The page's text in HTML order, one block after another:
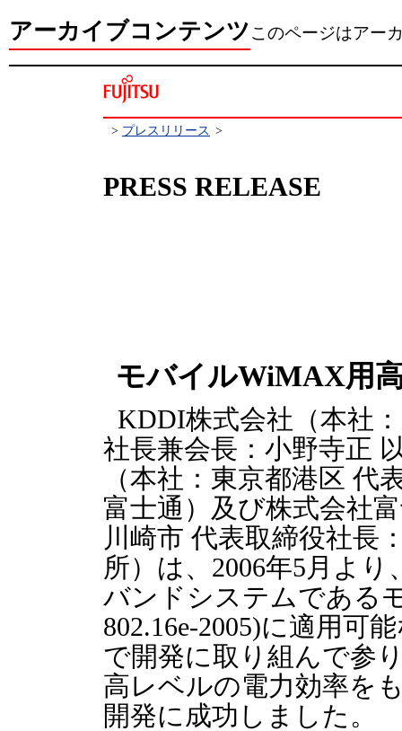
アーカイブコンテンツこのページはアー
> プレスリリース >
PRESS RELEASE
モバイルWiMAX用
KDDI株式会社（本社
社長兼会長：小野寺正
（本社：東京都港区 代
富士通）及び株式会社
川崎市 代表取締役社長
所）は、2006年5月よ
バンドシステムである
802.16e-2005)に適用可
で開発に取り組んで参
高レベルの電力効率を
開発に成功しました。